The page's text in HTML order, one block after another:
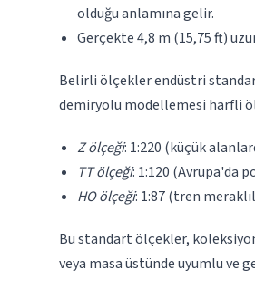
olduğu anlamına gelir.
Gerçekte 4,8 m (15,75 ft)
Belirli ölçekler endüstri
demiryolu modellemesi harfli
Z ölçeği: 1:220 (küçük
TT ölçeği: 1:120 (Avrupa'da
HO ölçeği: 1:87 (tren
Bu standart ölçekler,
veya masa üstünde uyumlu ve